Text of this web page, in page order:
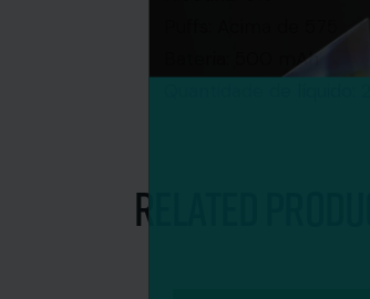
Bateria: 500 mAh
Related